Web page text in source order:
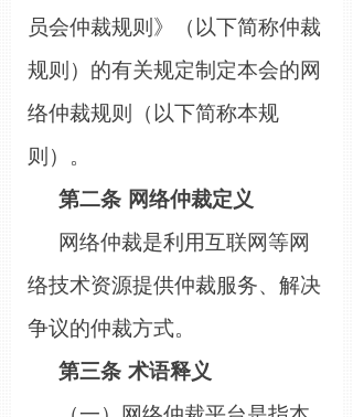
员会仲裁规则》（以下简称仲裁
规则）的有关规定制定本会的网
络仲裁规则（以下简称本规
则）。
第二条 网络仲裁定义
网络仲裁是利用互联网等网
络技术资源提供仲裁服务、解决
争议的仲裁方式。
第三条 术语释义